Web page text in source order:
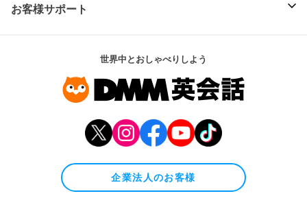
お客様サポート
世界中とおしゃべりしよう
企業法人のお客様